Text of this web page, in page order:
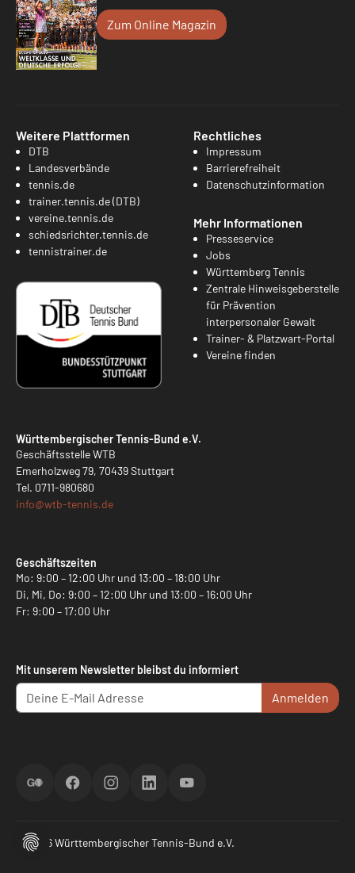
Zum Online Magazin
Weitere Plattformen
DTB
Landesverbände
tennis.de
trainer.tennis.de (DTB)
vereine.tennis.de
schiedsrichter.tennis.de
tennistrainer.de
Rechtliches
Impressum
Barrierefreiheit
Datenschutzinformation
Mehr Informationen
Presseservice
Jobs
Württemberg Tennis
Zentrale Hinweisgeberstelle
für Prävention
interpersonaler Gewalt
Trainer- & Platzwart-Portal
Vereine finden
Württembergischer Tennis-Bund e.V.
Geschäftsstelle WTB
Emerholzweg 79, 70439 Stuttgart
Tel. 0711-980680
info@wtb-tennis.de
Geschäftszeiten
Mo: 9:00 – 12:00 Uhr und 13:00 – 18:00 Uhr
Di, Mi, Do: 9:00 – 12:00 Uhr und 13:00 – 16:00 Uhr
Fr: 9:00 – 17:00 Uhr
Mit unserem Newsletter bleibst du informiert
Anmelden
ScoreGOFacebookInstagramLinkedInYouTube
© 2026 Württembergischer Tennis-Bund e.V.